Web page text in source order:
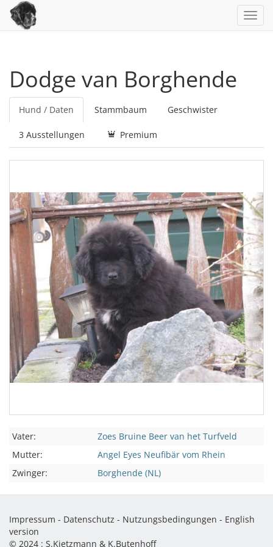
Dodge van Borghende
Hund / Daten Stammbaum Geschwister
3 Ausstellungen Premium
Vater:
Zoes Bruine Beer van het Turfveld
Mutter:
Angel Eyes Neufibär vom Rhein
Zwinger:
Borghende (NL)
Impressum - Datenschutz - Nutzungsbedingungen - English
version
© 2024 : S.Kietzmann & K.Butenhoff